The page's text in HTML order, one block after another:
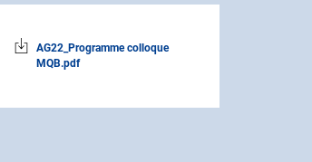
AG22_Programme colloque
MQB.pdf